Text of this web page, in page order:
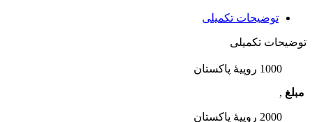
توضیحات تکمیلی
توضیحات تکمیلی
مبلغ
1000 روپیهٔ پاکستان
,
2000 روپیهٔ پاکستان